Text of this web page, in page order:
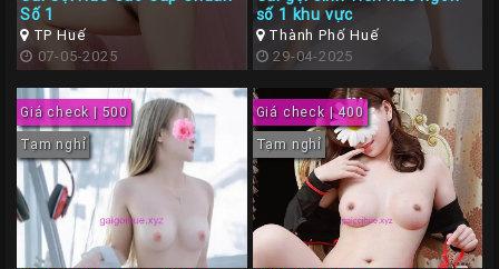
Số 1
TP Huế
07-05-2025
số 1 khu vực
Thành Phố Huế
29-04-2025
Giá check | 500
Tạm nghỉ
Giá check | 400
Tạm nghỉ